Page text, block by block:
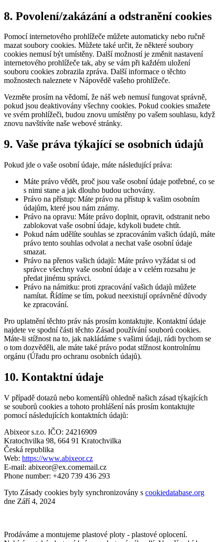
8. Povolení/zakázání a odstranění cookies
Pomocí internetového prohlížeče můžete automaticky nebo ručně
mazat soubory cookies. Můžete také určit, že některé soubory
cookies nemusí být umístěny. Další možností je změnit nastavení
internetového prohlížeče tak, aby se vám při každém uložení
souboru cookies zobrazila zpráva. Další informace o těchto
možnostech naleznete v Nápovědě vašeho prohlížeče.
Vezměte prosím na vědomí, že náš web nemusí fungovat správně,
pokud jsou deaktivovány všechny cookies. Pokud cookies smažete
ve svém prohlížeči, budou znovu umístěny po vašem souhlasu, když
znovu navštívíte naše webové stránky.
9. Vaše práva týkající se osobních údajů
Pokud jde o vaše osobní údaje, máte následující práva:
Máte právo vědět, proč jsou vaše osobní údaje potřebné, co se
s nimi stane a jak dlouho budou uchovány.
Právo na přístup: Máte právo na přístup k vašim osobním
údajům, které jsou nám známy.
Právo na opravu: Máte právo doplnit, opravit, odstranit nebo
zablokovat vaše osobní údaje, kdykoli budete chtít.
Pokud nám udělíte souhlas se zpracováním vašich údajů, máte
právo tento souhlas odvolat a nechat vaše osobní údaje
smazat.
Právo na přenos vašich údajů: Máte právo vyžádat si od
správce všechny vaše osobní údaje a v celém rozsahu je
předat jinému správci.
Právo na námitku: proti zpracování vašich údajů můžete
namítat. Řídíme se tím, pokud neexistují oprávněné důvody
ke zpracování.
Pro uplatnění těchto práv nás prosím kontaktujte. Kontaktní údaje
najdete ve spodní části těchto Zásad používání souborů cookies.
Máte-li stížnost na to, jak nakládáme s vašimi údaji, rádi bychom se
o tom dozvěděli, ale máte také právo podat stížnost kontrolnímu
orgánu (Úřadu pro ochranu osobních údajů).
10. Kontaktní údaje
V případě dotazů nebo komentářů ohledně našich zásad týkajících
se souborů cookies a tohoto prohlášení nás prosím kontaktujte
pomocí následujících kontaktních údajů:
Abixeor s.r.o. IČO: 24216909
Kratochvilka 98, 664 91 Kratochvilka
Česká republika
Web: https://www.abixeor.cz
E-mail: abixeor@ex.comemail.cz
Phone number: +420 739 436 293
Tyto Zásady cookies byly synchronizovány s cookiedatabase.org
dne Září 4, 2024
Prodáváme a montujeme plastové ploty - plastové oplocení.